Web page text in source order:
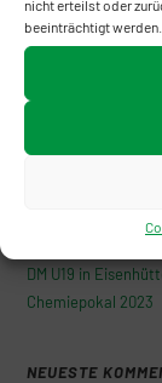
nicht erteilst oder
beeinträchtigt werden.
DBV:
DM U19 in
Chemiepokal 2023
NEUESTE